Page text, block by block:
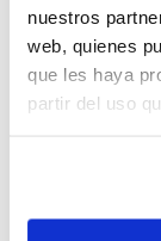
nuestros
web, quienes
que les haya
partir del uso
El C.B.
del programa
trabajo del